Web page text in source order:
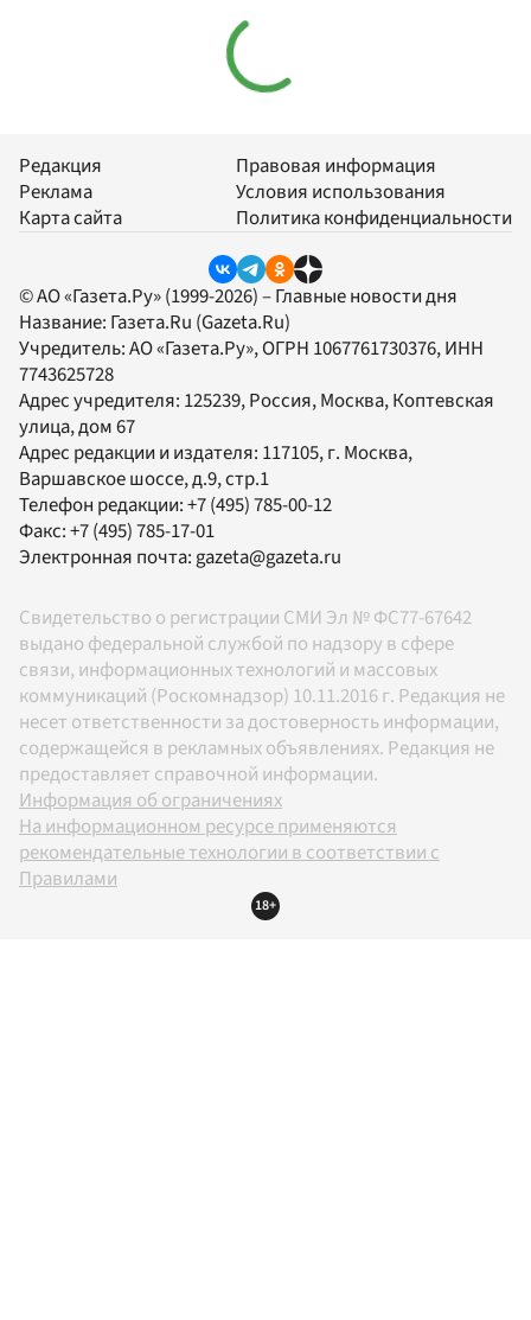
Редакция
Реклама
Карта сайта
Правовая информация
Условия использования
Политика конфиденциальности
© АО «Газета.Ру» (1999-2026) – Главные новости дня
Название: Газета.Ru (Gazeta.Ru)
Учредитель:АО «Газета.Ру», ОГРН 1067761730376, ИНН
7743625728
Адрес учредителя: 125239, Россия, Москва, Коптевская
улица, дом 67
Адрес редакции и издателя: 117105, г. Москва,
Варшавское шоссе, д.9, стр.1
Телефон редакции:+7 (495) 785-00-12
Факс:+7 (495) 785-17-01
Электронная почта:gazeta@gazeta.ru
Свидетельство о регистрации СМИ Эл № ФС77-67642
выдано федеральной службой по надзору в сфере
связи, информационных технологий и массовых
коммуникаций (Роскомнадзор) 10.11.2016 г. Редакция не
несет ответственности за достоверность информации,
содержащейся в рекламных объявлениях. Редакция не
предоставляет справочной информации.
Информация об ограничениях
На информационном ресурсе применяются
рекомендательные технологии в соответствии с
Правилами
18+